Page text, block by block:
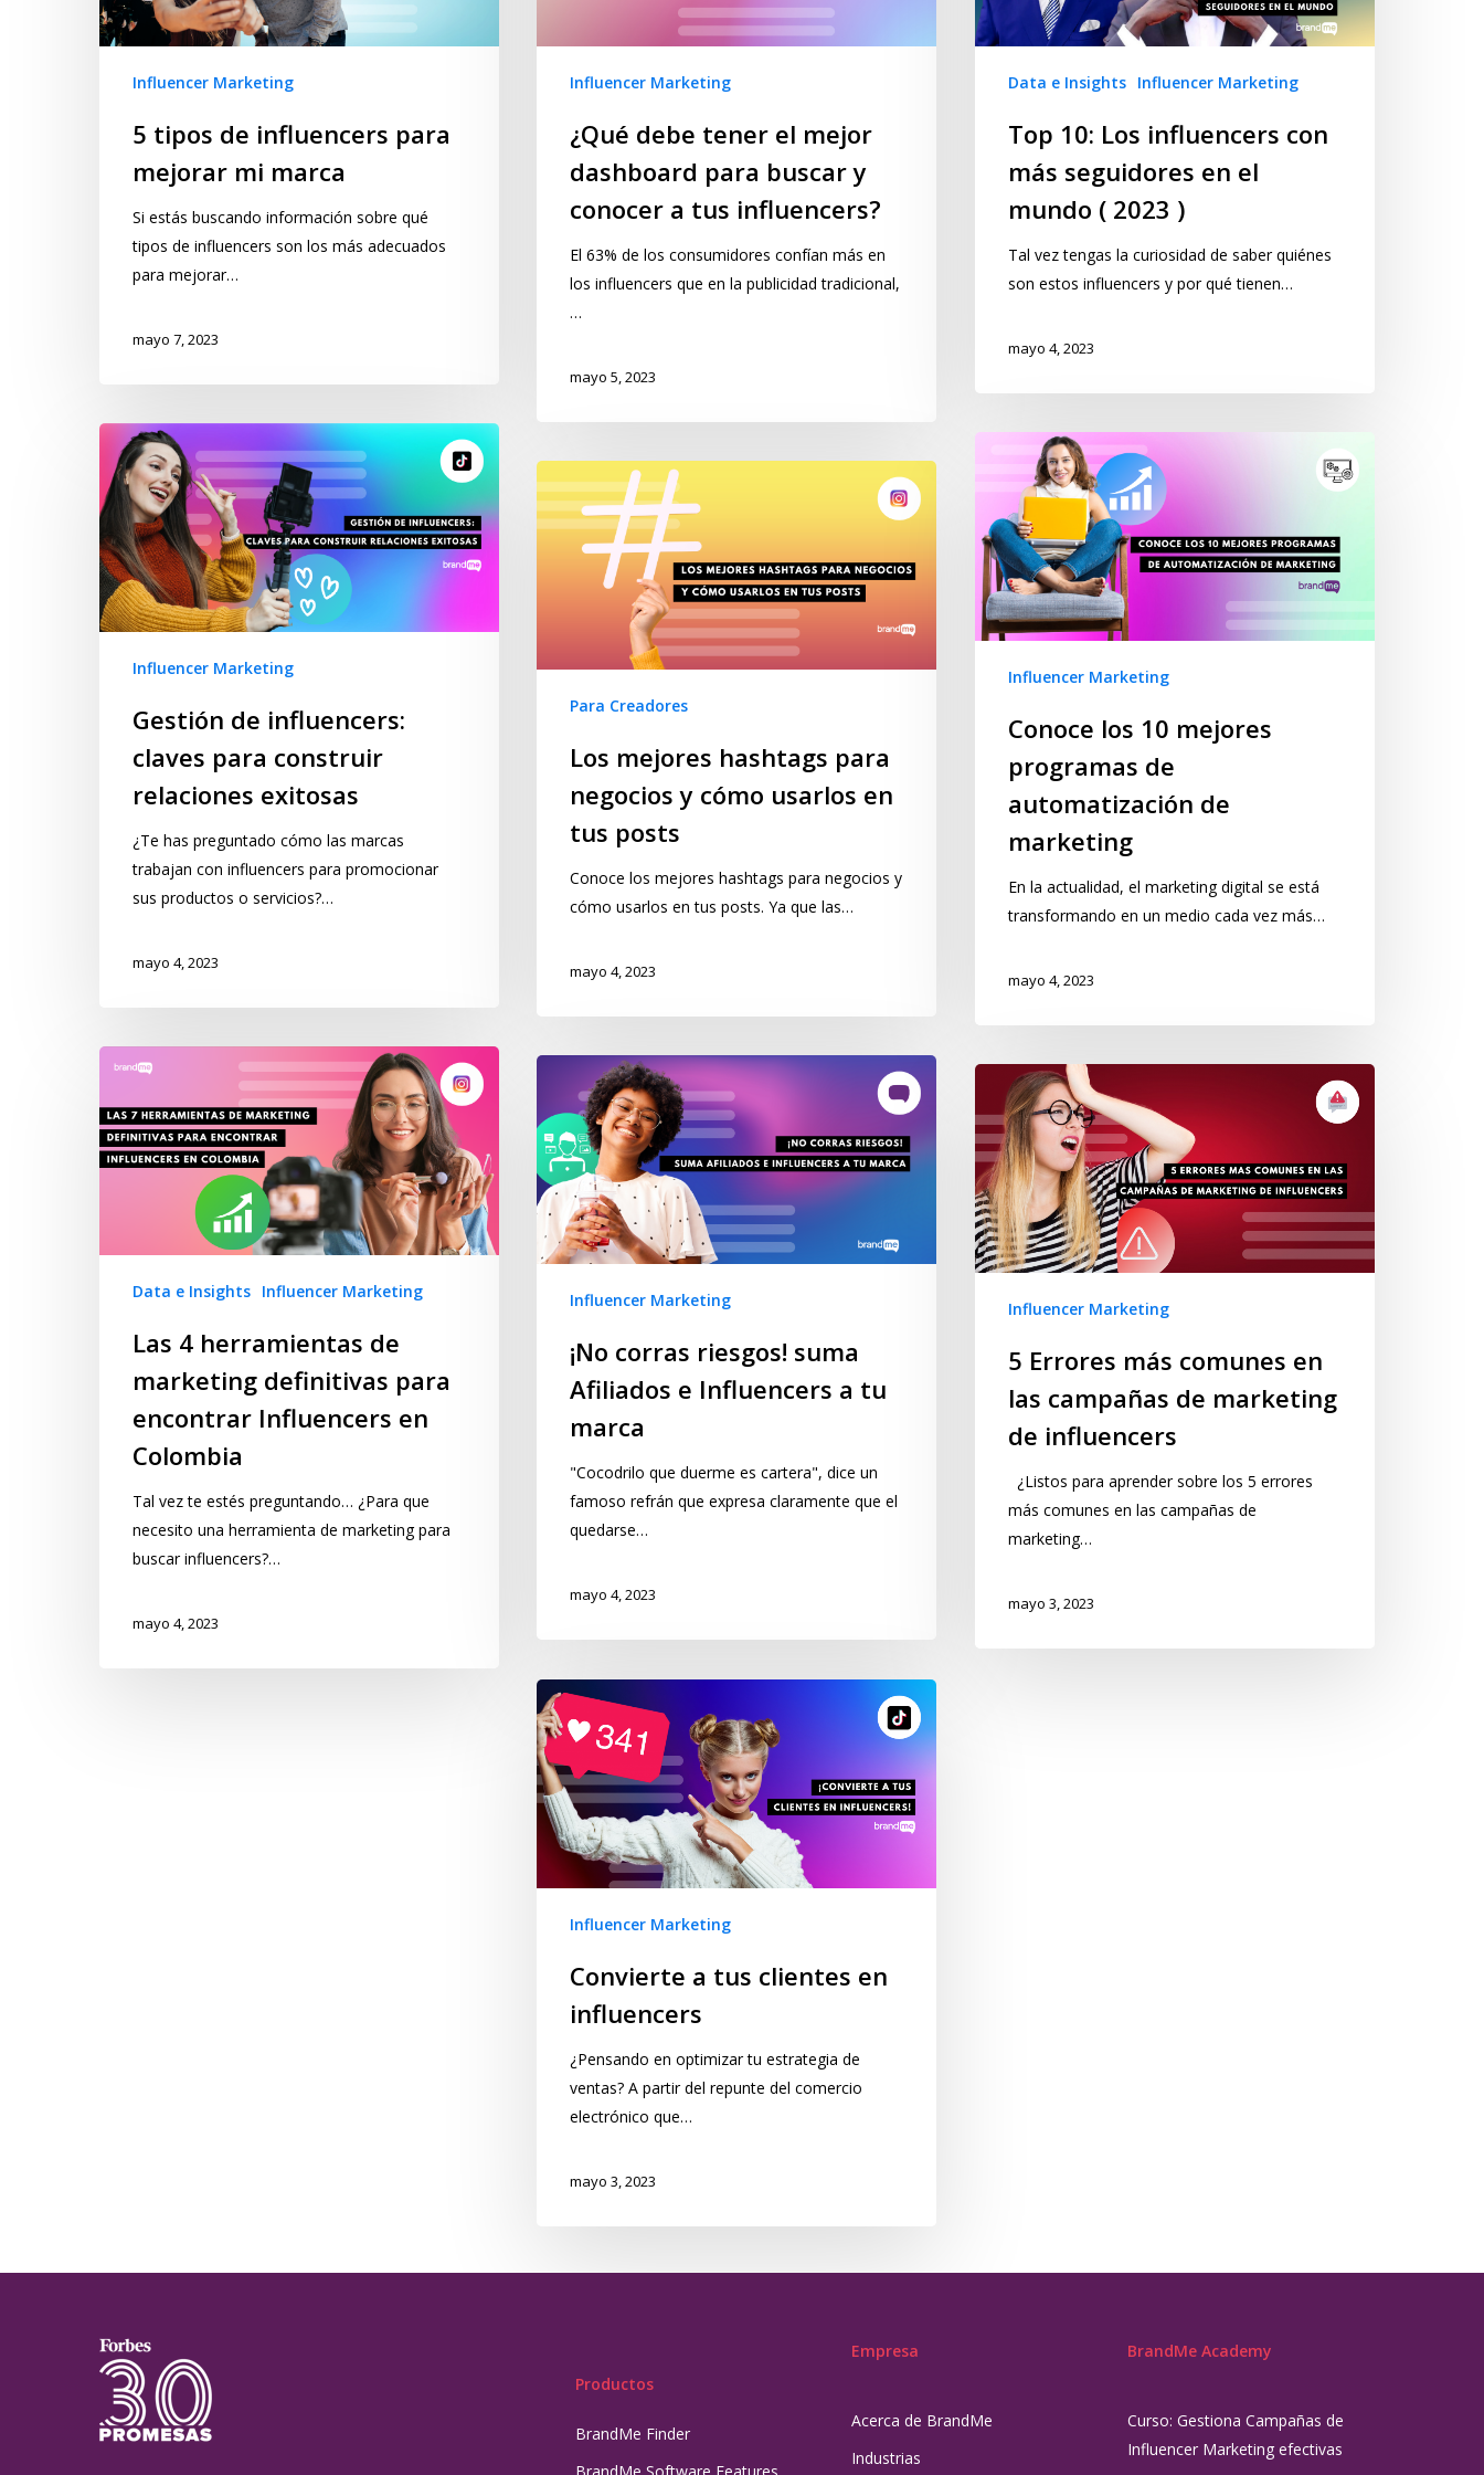
Influencer Marketing
5 tipos de influencers para
mejorar mi marca
Si estás buscando información sobre qué
tipos de influencers son los más adecuados
para mejorar…
mayo 7, 2023
Influencer Marketing
¿Qué debe tener el mejor
dashboard para buscar y
conocer a tus influencers?
El 63% de los consumidores confían más en
los influencers que en la publicidad tradicional,
…
mayo 5, 2023
Data e Insights Influencer Marketing
Top 10: Los influencers con
más seguidores en el
mundo ( 2023 )
Tal vez tengas la curiosidad de saber quiénes
son estos influencers y por qué tienen…
mayo 4, 2023
Influencer Marketing
Gestión de influencers:
claves para construir
relaciones exitosas
¿Te has preguntado cómo las marcas
trabajan con influencers para promocionar
sus productos o servicios?…
mayo 4, 2023
Influencer Marketing
Conoce los 10 mejores
programas de
automatización de
marketing
En la actualidad, el marketing digital se está
transformando en un medio cada vez más…
mayo 4, 2023
Para Creadores
Los mejores hashtags para
negocios y cómo usarlos en
tus posts
Conoce los mejores hashtags para negocios y
cómo usarlos en tus posts. Ya que las…
mayo 4, 2023
Data e Insights Influencer Marketing
Las 4 herramientas de
marketing definitivas para
encontrar Influencers en
Colombia
Tal vez te estés preguntando… ¿Para que
necesito una herramienta de marketing para
buscar influencers?…
mayo 4, 2023
Influencer Marketing
¡No corras riesgos! suma
Afiliados e Influencers a tu
marca
"Cocodrilo que duerme es cartera", dice un
famoso refrán que expresa claramente que el
quedarse…
mayo 4, 2023
Influencer Marketing
5 Errores más comunes en
las campañas de marketing
de influencers
¿Listos para aprender sobre los 5 errores
más comunes en las campañas de
marketing…
mayo 3, 2023
Influencer Marketing
Convierte a tus clientes en
influencers
¿Pensando en optimizar tu estrategia de
ventas? A partir del repunte del comercio
electrónico que…
mayo 3, 2023
Productos
BrandMe Finder
Empresa
Acerca de BrandMe
Industrias
BrandMe Academy
Curso: Gestiona Campañas de
Influencer Marketing efectivas